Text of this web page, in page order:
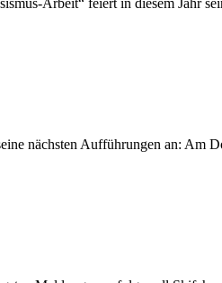
Arbeit“ feiert in diesem Jahr
nächsten Aufführungen an: Am